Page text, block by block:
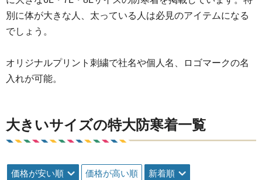
別に体が大きな人、太っている人は必見のアイテムになる
でしょう。
オリジナルプリント刺繍で社名や個人名、ロゴマークの名
入れが可能。
大きいサイズの特大防寒着一覧
価格が安い順 価格が高い順 新着順